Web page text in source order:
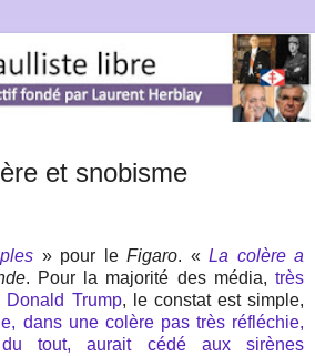
et snobisme
» pour le Figaro. « La colère a
. Pour la majorité des média,très
Donald Trump, le constat est simple,
dans une colère pas très réfléchie,
tout, aurait cédé aux sirènes